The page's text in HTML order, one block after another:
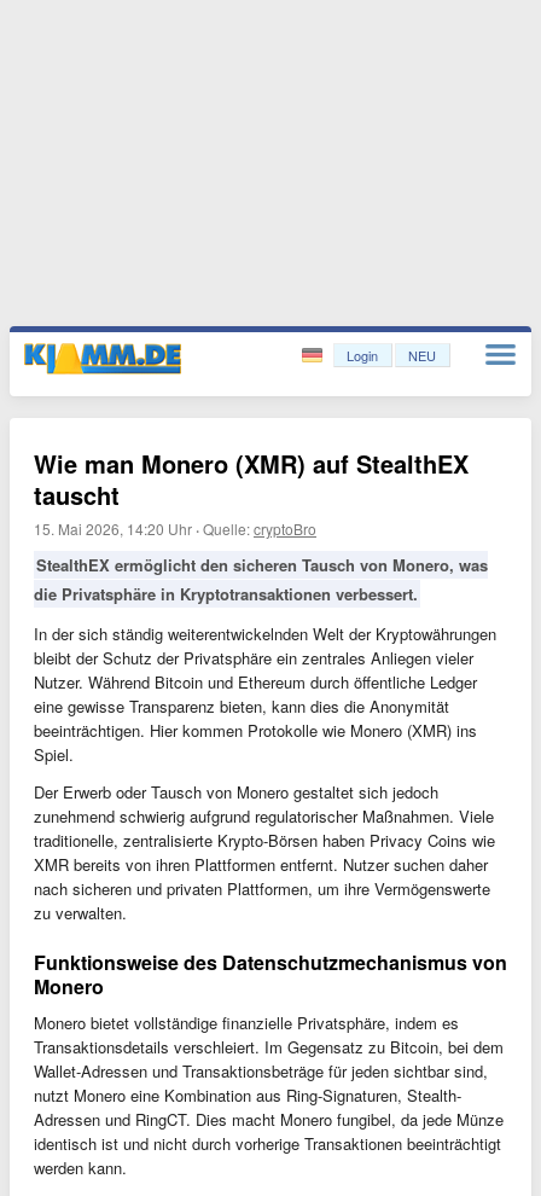
Login NEU
Wie man Monero (XMR) auf StealthEX
tauscht
15. Mai 2026, 14:20 Uhr ·Quelle:cryptoBro
StealthEX ermöglicht den sicheren Tausch von Monero, was
die Privatsphäre in Kryptotransaktionen verbessert.
In der sich ständig weiterentwickelnden Welt der Kryptowährungen
bleibt der Schutz der Privatsphäre ein zentrales Anliegen vieler
Nutzer. Während Bitcoin und Ethereum durch öffentliche Ledger
eine gewisse Transparenz bieten, kann dies die Anonymität
beeinträchtigen. Hier kommen Protokolle wie Monero (XMR) ins
Spiel.
Der Erwerb oder Tausch von Monero gestaltet sich jedoch
zunehmend schwierig aufgrund regulatorischer Maßnahmen. Viele
traditionelle, zentralisierte Krypto-Börsen haben Privacy Coins wie
XMR bereits von ihren Plattformen entfernt. Nutzer suchen daher
nach sicheren und privaten Plattformen, um ihre Vermögenswerte
zu verwalten.
Funktionsweise des Datenschutzmechanismus von
Monero
Monero bietet vollständige finanzielle Privatsphäre, indem es
Transaktionsdetails verschleiert. Im Gegensatz zu Bitcoin, bei dem
Wallet-Adressen und Transaktionsbeträge für jeden sichtbar sind,
nutzt Monero eine Kombination aus Ring-Signaturen, Stealth-
Adressen und RingCT. Dies macht Monero fungibel, da jede Münze
identisch ist und nicht durch vorherige Transaktionen beeinträchtigt
werden kann.